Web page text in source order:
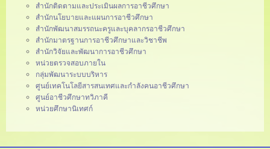
สำนักติดตามและประเมินผลการอาชีวศึกษา
สำนักนโยบายและแผนการอาชีวศึกษา
สำนักพัฒนาสมรรถนะครูและบุคลากรอาชีวศึกษา
สำนักมาตรฐานการอาชีวศึกษาและวิชาชีพ
สำนักวิจัยและพัฒนาการอาชีวศึกษา
หน่วยตรวจสอบภายใน
กลุ่มพัฒนาระบบบริหาร
ศูนย์เทคโนโลยีสารสนเทศและกำลังคนอาชีวศึกษา
ศูนย์อาชีวศึกษาทวิภาคี
หน่วยศึกษานิเทศก์